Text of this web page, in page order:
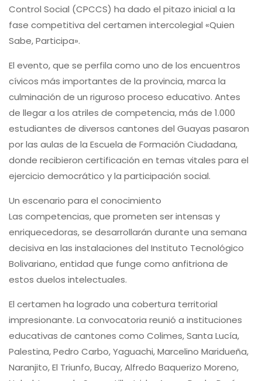
Control Social (CPCCS) ha dado el pitazo inicial a la
fase competitiva del certamen intercolegial «Quien
Sabe, Participa».
El evento, que se perfila como uno de los encuentros
cívicos más importantes de la provincia, marca la
culminación de un riguroso proceso educativo. Antes
de llegar a los atriles de competencia, más de 1.000
estudiantes de diversos cantones del Guayas pasaron
por las aulas de la Escuela de Formación Ciudadana,
donde recibieron certificación en temas vitales para el
ejercicio democrático y la participación social.
Un escenario para el conocimiento
Las competencias, que prometen ser intensas y
enriquecedoras, se desarrollarán durante una semana
decisiva en las instalaciones del Instituto Tecnológico
Bolivariano, entidad que funge como anfitriona de
estos duelos intelectuales.
El certamen ha logrado una cobertura territorial
impresionante. La convocatoria reunió a instituciones
educativas de cantones como Colimes, Santa Lucía,
Palestina, Pedro Carbo, Yaguachi, Marcelino Maridueña,
Naranjito, El Triunfo, Bucay, Alfredo Baquerizo Moreno,